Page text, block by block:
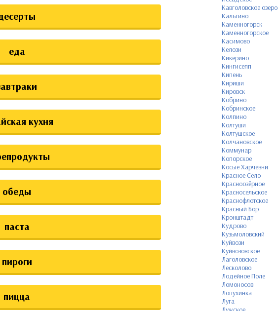
еда
кухня
обеды
паста
пироги
пицца
Кавголовское озеро
Кальтино
Каменногорск
Каменногорское
Касимово
Келози
Кикерино
Кингисепп
Кипень
Кириши
Кировск
Кобрино
Кобринское
Колпино
Колтуши
Колтушское
Колчановское
Коммунар
Копорское
Косые Харчевни
Красное Село
Красноозёрное
Красносельское
Краснофлотское
Красный Бор
Кронштадт
Кудрово
Кузьмоловский
Куйвози
Куйвозовское
Лаголовское
Лесколово
Лодейное Поле
Ломоносов
Лопухинка
Луга